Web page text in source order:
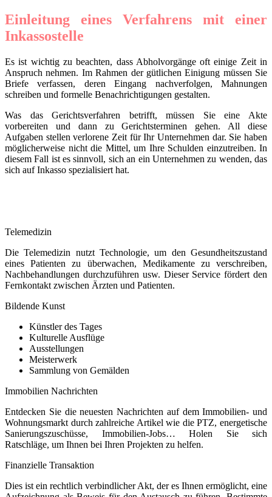
Einleitung eines Verfahrens mit einer
Inkassostelle
Es ist wichtig zu beachten, dass Abholvorgänge oft einige Zeit in
Anspruch nehmen. Im Rahmen der gütlichen Einigung müssen Sie
Briefe verfassen, deren Eingang nachverfolgen, Mahnungen
schreiben und formelle Benachrichtigungen gestalten.
Was das Gerichtsverfahren betrifft, müssen Sie eine Akte
vorbereiten und dann zu Gerichtsterminen gehen. All diese
Aufgaben stellen verlorene Zeit für Ihr Unternehmen dar. Sie haben
möglicherweise nicht die Mittel, um Ihre Schulden einzutreiben. In
diesem Fall ist es sinnvoll, sich an ein Unternehmen zu wenden, das
sich auf Inkasso spezialisiert hat.
Telemedizin
Die Telemedizin nutzt Technologie, um den Gesundheitszustand
eines Patienten zu überwachen, Medikamente zu verschreiben,
Nachbehandlungen durchzuführen usw. Dieser Service fördert den
Fernkontakt zwischen Ärzten und Patienten.
Bildende Kunst
Künstler des Tages
Kulturelle Ausflüge
Ausstellungen
Meisterwerk
Sammlung von Gemälden
Immobilien Nachrichten
Entdecken Sie die neuesten Nachrichten auf dem Immobilien- und
Wohnungsmarkt durch zahlreiche Artikel wie die PTZ, energetische
Sanierungszuschüsse, Immobilien-Jobs… Holen Sie sich
Ratschläge, um Ihnen bei Ihren Projekten zu helfen.
Finanzielle Transaktion
Dies ist ein rechtlich verbindlicher Akt, der es Ihnen ermöglicht, eine